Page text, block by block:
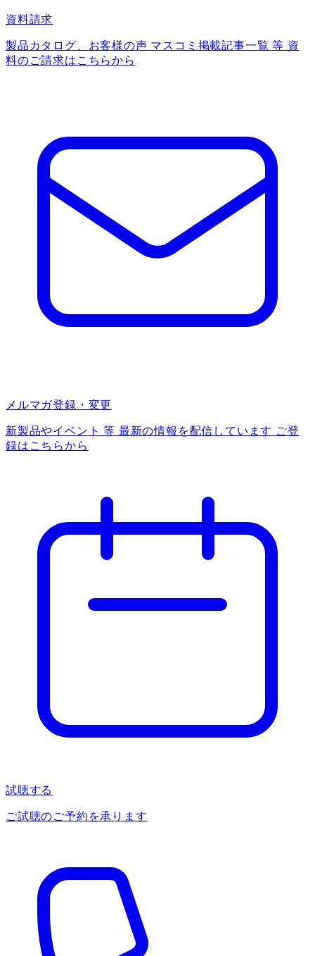
資料請求
製品カタログ、お客様の声 マスコミ掲載記事一覧 等 資
料のご請求はこちらから
メルマガ登録・変更
新製品やイベント 等 最新の情報を配信しています ご登
録はこちらから
試聴する
ご試聴のご予約を承ります